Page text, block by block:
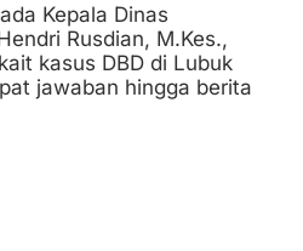
Kepala Dinas
Rusdian, M.Kes.,
kasus DBD di Lubuk
jawaban hingga berita